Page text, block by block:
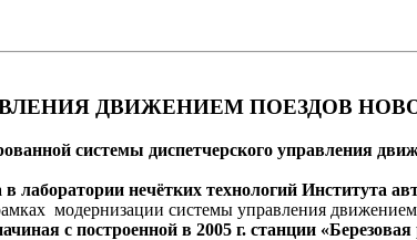
ДВИЖЕНИЕМ ПОЕЗДОВ
системы диспетчерского управления
в лаборатории нечётких технологий Института
модернизации системы управления
с построенной в 2005 г. станции